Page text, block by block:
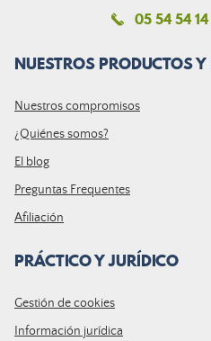
05 54 54
NUESTROS PRODUCTOS
Nuestros compromisos
¿Quiénes somos?
El blog
Preguntas Frequentes
Afiliación
PRÁCTICO Y JURÍDICO
Gestión de cookies
Información jurídica